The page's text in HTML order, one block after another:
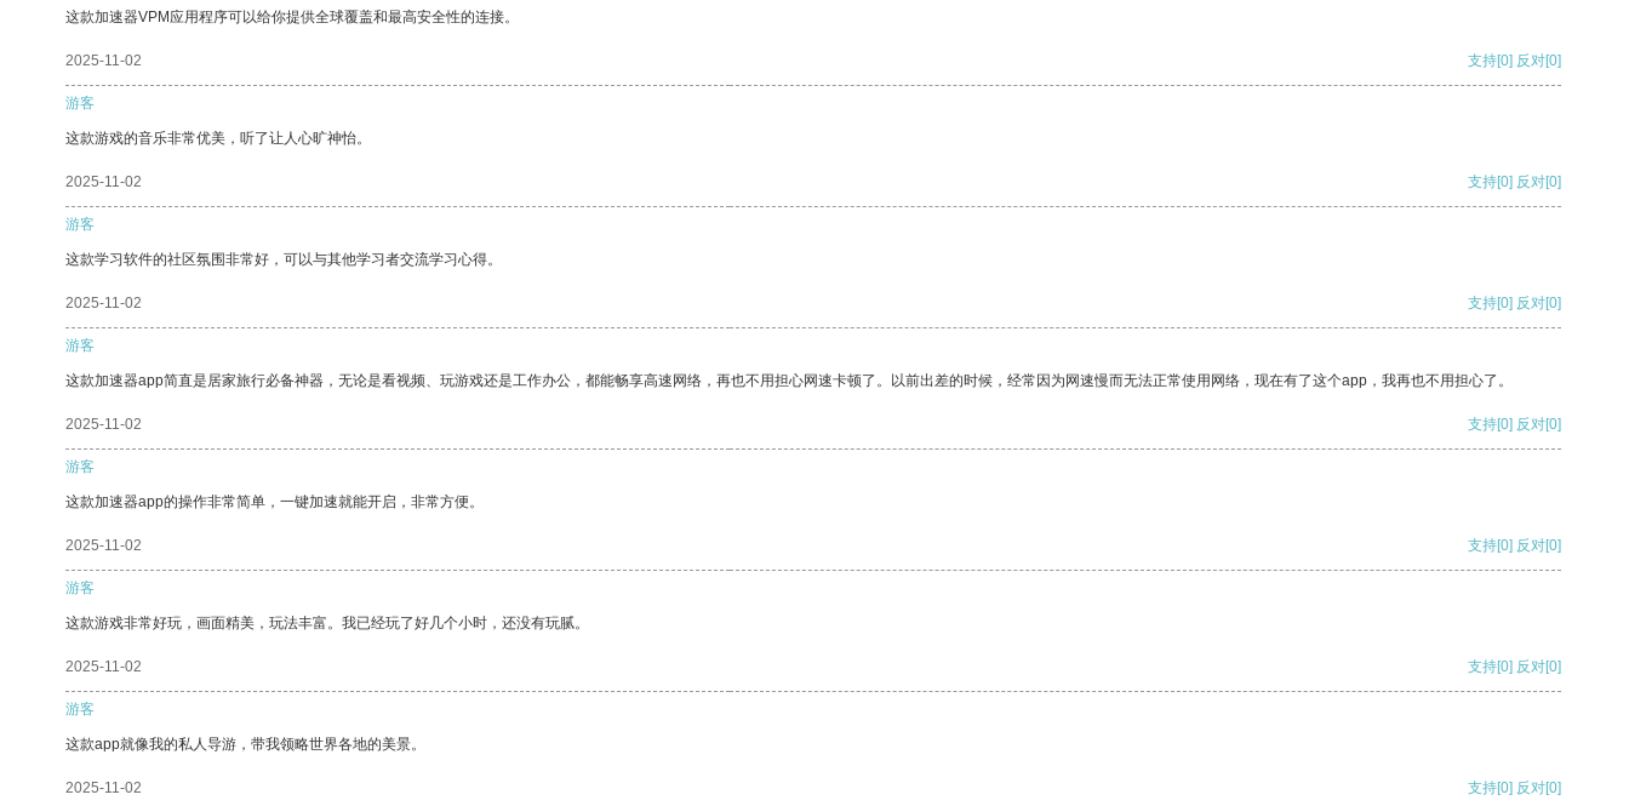
这款加速器VPM应用程序可以给你提供全球覆盖和最高安全性的连接。
2025-11-02 支持[0] 反对[0]
游客
这款游戏的音乐非常优美，听了让人心旷神怡。
2025-11-02 支持[0] 反对[0]
游客
这款学习软件的社区氛围非常好，可以与其他学习者交流学习心得。
2025-11-02 支持[0] 反对[0]
游客
这款加速器app简直是居家旅行必备神器，无论是看视频、玩游戏还是工作办公，都能畅享高速网络，再也不用担心网速卡顿了。以前出差的时候，经常因为网速慢而无法正常使用网络，现在有了这个app，我再也不用担心了。
2025-11-02 支持[0] 反对[0]
游客
这款加速器app的操作非常简单，一键加速就能开启，非常方便。
2025-11-02 支持[0] 反对[0]
游客
这款游戏非常好玩，画面精美，玩法丰富。我已经玩了好几个小时，还没有玩腻。
2025-11-02 支持[0] 反对[0]
游客
这款app就像我的私人导游，带我领略世界各地的美景。
2025-11-02 支持[0] 反对[0]